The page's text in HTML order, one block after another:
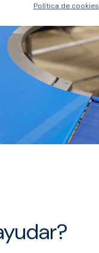
Política de cookies